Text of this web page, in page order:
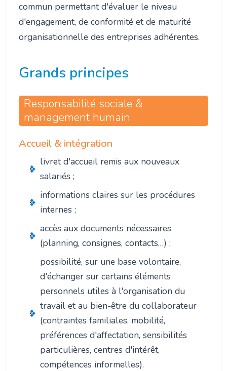
commun permettant d'évaluer le niveau
d'engagement, de conformité et de maturité
organisationnelle des entreprises adhérentes.
Grands principes
Responsabilité sociale &
management humain
Accueil & intégration
livret d'accueil remis aux nouveaux
salariés ;
informations claires sur les procédures
internes ;
accès aux documents nécessaires
(planning, consignes, contacts…) ;
possibilité, sur une base volontaire,
d'échanger sur certains éléments
personnels utiles à l'organisation du
travail et au bien-être du collaborateur
(contraintes familiales, mobilité,
préférences d'affectation, sensibilités
particulières, centres d'intérêt,
compétences informelles).